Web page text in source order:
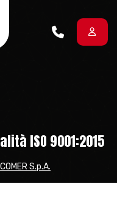
ISO 9001:2015
S.p.A.